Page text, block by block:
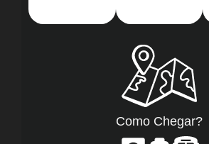
Como Chegar?